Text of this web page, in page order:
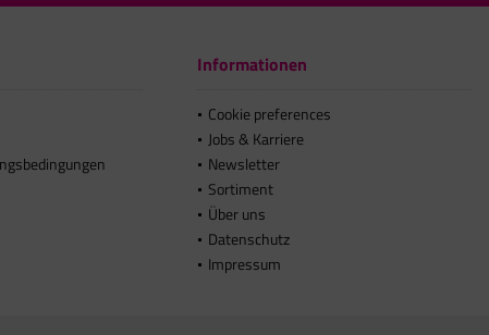
Informationen
Cookie preferences
Jobs & Karriere
Newsletter
Sortiment
Über uns
Datenschutz
Impressum